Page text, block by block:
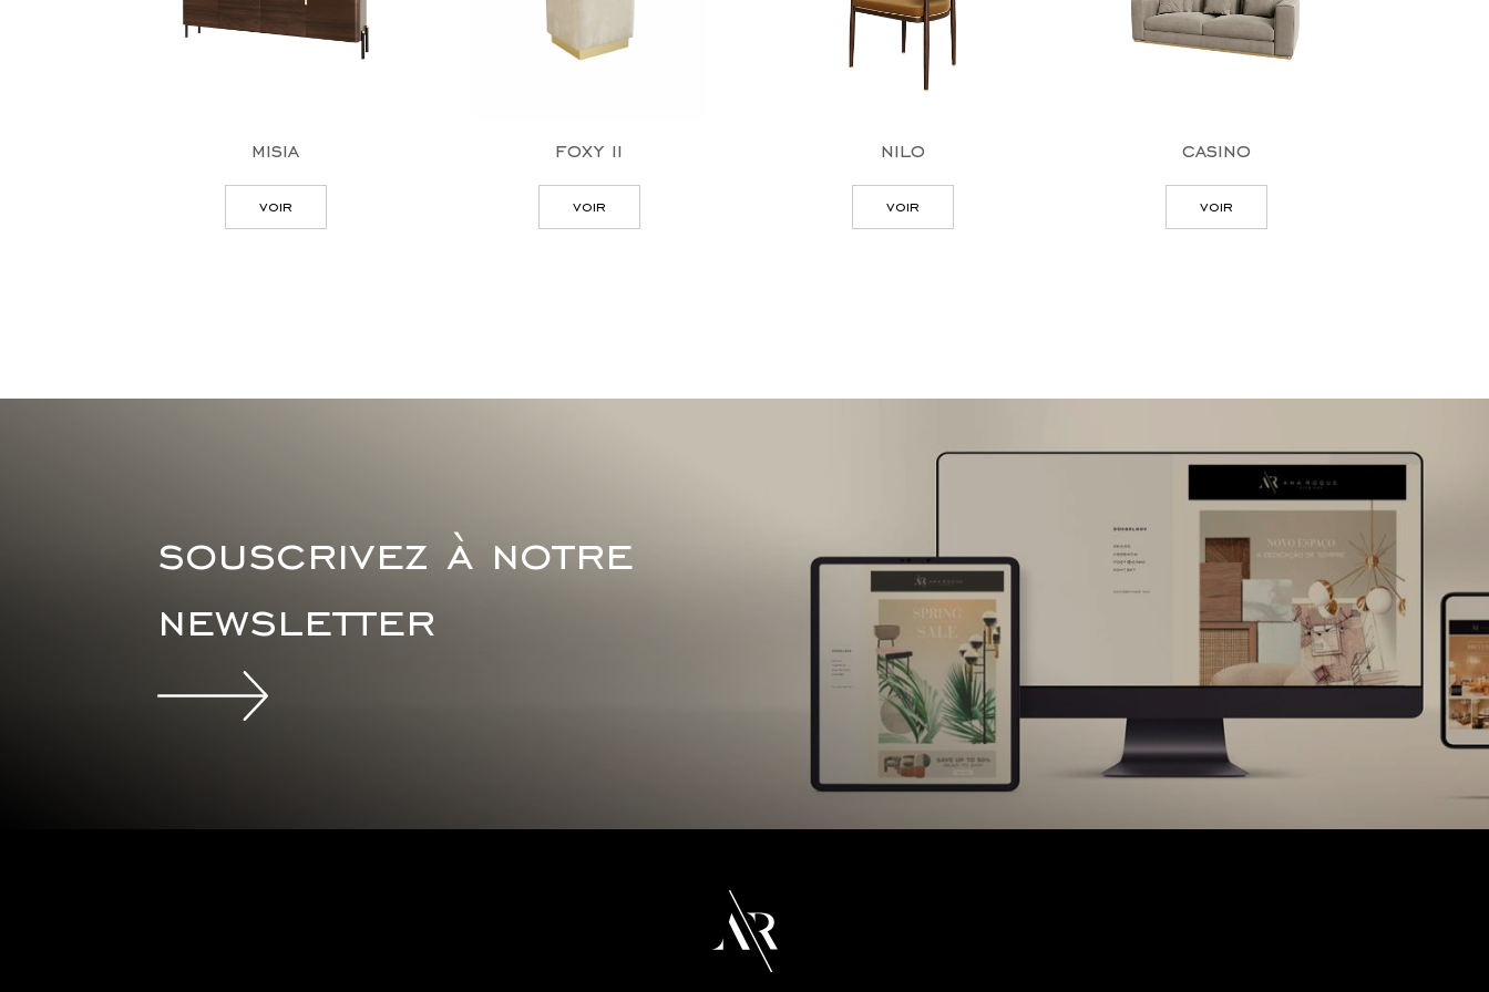
misia
voir
foxy ii
voir
nilo
voir
casino
voir
souscrivez à notre
newsletter